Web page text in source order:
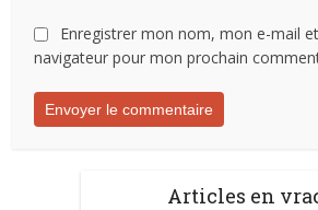
Enregistrer mon nom, mon e-mail
navigateur pour mon prochain
Articles en